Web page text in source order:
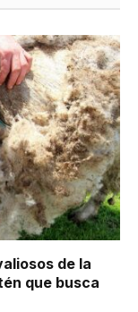
de la
que busca